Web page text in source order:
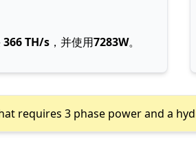
366 TH/s ，并使用7283W。
requires 3 phase power and a